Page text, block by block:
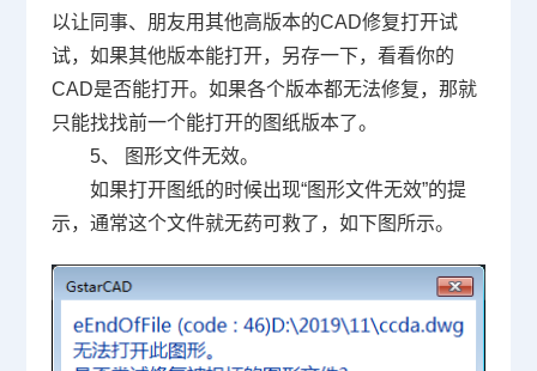
以让同事、朋友用其他高版本的CAD修复打开试
试，如果其他版本能打开，另存一下，看看你的
CAD是否能打开。如果各个版本都无法修复，那就
只能找找前一个能打开的图纸版本了。
5、 图形文件无效。
如果打开图纸的时候出现“图形文件无效”的提
示，通常这个文件就无药可救了，如下图所示。